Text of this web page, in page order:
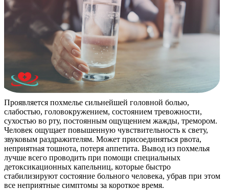
Проявляется похмелье сильнейшей головной болью,
слабостью, головокружением, состоянием тревожности,
сухостью во рту, постоянным ощущением жажды, тремором.
Человек ощущает повышенную чувствительность к свету,
звуковым раздражителям. Может присоединяться рвота,
неприятная тошнота, потеря аппетита. Вывод из похмелья
лучше всего проводить при помощи специальных
детоксикационных капельниц, которые быстро
стабилизируют состояние больного человека, убрав при этом
все неприятные симптомы за короткое время.